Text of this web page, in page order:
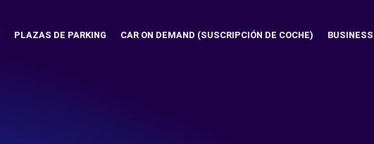
PLAZAS DE PARKING CAR ON DEMAND (SUSCRIPCIÓN DE COCHE)